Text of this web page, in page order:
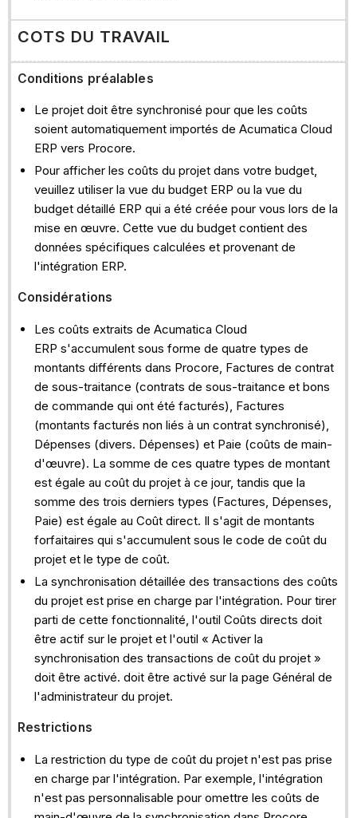
COTS DU TRAVAIL
Conditions préalables
Le projet doit être synchronisé pour que les coûts
soient automatiquement importés de Acumatica Cloud
ERP vers Procore.
Pour afficher les coûts du projet dans votre budget,
veuillez utiliser la vue du budget ERP ou la vue du
budget détaillé ERP qui a été créée pour vous lors de la
mise en œuvre. Cette vue du budget contient des
données spécifiques calculées et provenant de
l'intégration ERP.
Considérations
Les coûts extraits de Acumatica Cloud
ERP s'accumulent sous forme de quatre types de
montants différents dans Procore, Factures de contrat
de sous-traitance (contrats de sous-traitance et bons
de commande qui ont été facturés), Factures
(montants facturés non liés à un contrat synchronisé),
Dépenses (divers. Dépenses) et Paie (coûts de main-
d'œuvre). La somme de ces quatre types de montant
est égale au coût du projet à ce jour, tandis que la
somme des trois derniers types (Factures, Dépenses,
Paie) est égale au Coût direct. Il s'agit de montants
forfaitaires qui s'accumulent sous le code de coût du
projet et le type de coût.
La synchronisation détaillée des transactions des coûts
du projet est prise en charge par l'intégration. Pour tirer
parti de cette fonctionnalité, l'outil Coûts directs doit
être actif sur le projet et l'outil « Activer la
synchronisation des transactions de coût du projet »
doit être activé. doit être activé sur la page Général de
l'administrateur du projet.
Restrictions
La restriction du type de coût du projet n'est pas prise
en charge par l'intégration. Par exemple, l'intégration
n'est pas personnalisable pour omettre les coûts de